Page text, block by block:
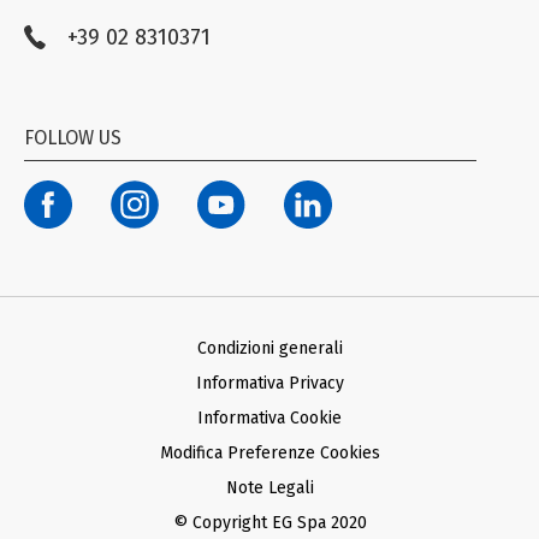
Compliance EG STADA
Modello organizzativo ex D. Lgs. n. 231/01
Termini di Utilizzo Facebook e Instagram
Condizioni generali d’acquisto Ariba
+39 02 8310371
FOLLOW US
Condizioni generali
Informativa Privacy
Informativa Cookie
Modifica Preferenze Cookies
Note Legali
© Copyright EG Spa 2020